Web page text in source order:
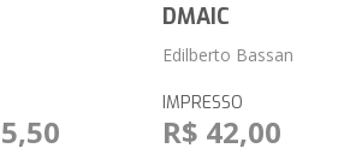
DMAIC
Edilberto Bassan
IMPRESSO
R$ 42,00